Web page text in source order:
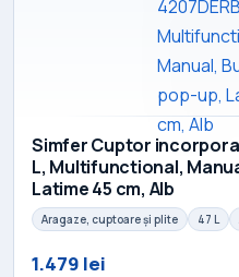
Simfer Cuptor
L, Multifunctional,
Latime 45 cm, Alb
Aragaze, cuptoare și plite 47 L
1.479 lei